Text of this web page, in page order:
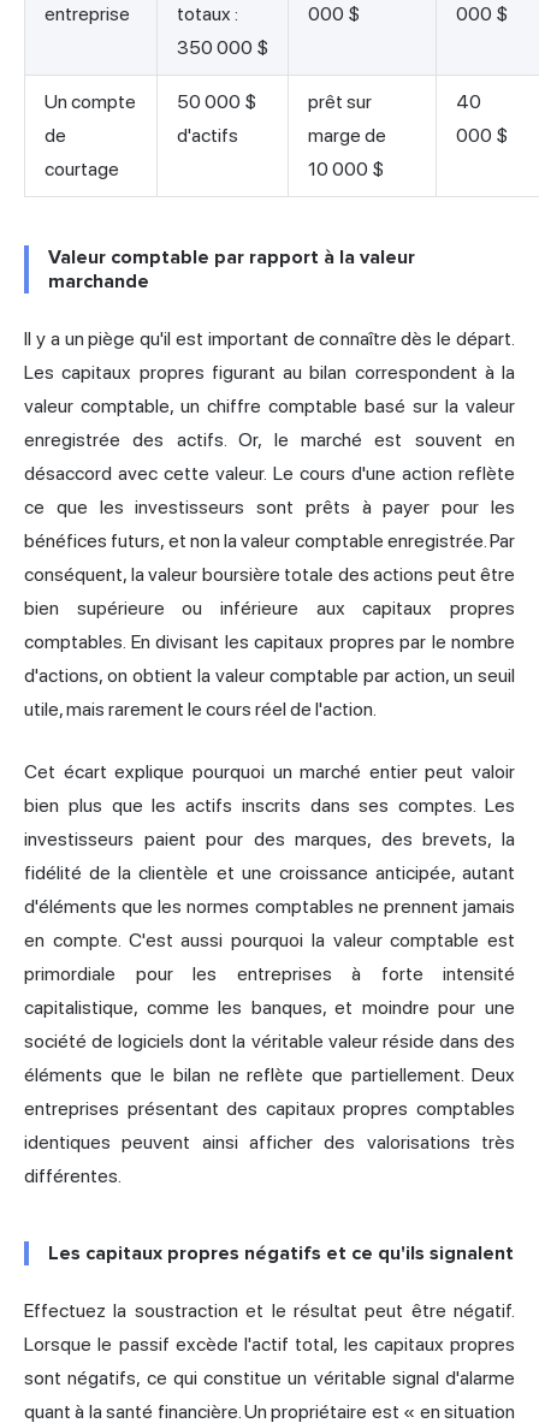
entreprise
totaux :
350 000 $
000 $
000 $
Un compte
de
courtage
50 000 $
d'actifs
prêt sur
marge de
10 000 $
40
000 $
Valeur comptable par rapport à la valeur
marchande
Il y a un piège qu'il est important de connaître dès le départ.
Les capitaux propres figurant au bilan correspondent à la
valeur comptable, un chiffre comptable basé sur la valeur
enregistrée des actifs. Or, le marché est souvent en
désaccord avec cette valeur. Le cours d'une action reflète
ce que les investisseurs sont prêts à payer pour les
bénéfices futurs, et non la valeur comptable enregistrée. Par
conséquent, la valeur boursière totale des actions peut être
bien supérieure ou inférieure aux capitaux propres
comptables. En divisant les capitaux propres par le nombre
d'actions, on obtient la valeur comptable par action, un seuil
utile, mais rarement le cours réel de l'action.
Cet écart explique pourquoi un marché entier peut valoir
bien plus que les actifs inscrits dans ses comptes. Les
investisseurs paient pour des marques, des brevets, la
fidélité de la clientèle et une croissance anticipée, autant
d'éléments que les normes comptables ne prennent jamais
en compte. C'est aussi pourquoi la valeur comptable est
primordiale pour les entreprises à forte intensité
capitalistique, comme les banques, et moindre pour une
société de logiciels dont la véritable valeur réside dans des
éléments que le bilan ne reflète que partiellement. Deux
entreprises présentant des capitaux propres comptables
identiques peuvent ainsi afficher des valorisations très
différentes.
Les capitaux propres négatifs et ce qu'ils signalent
Effectuez la soustraction et le résultat peut être négatif.
Lorsque le passif excède l'actif total, les capitaux propres
sont négatifs, ce qui constitue un véritable signal d'alarme
quant à la santé financière. Un propriétaire est « en situation